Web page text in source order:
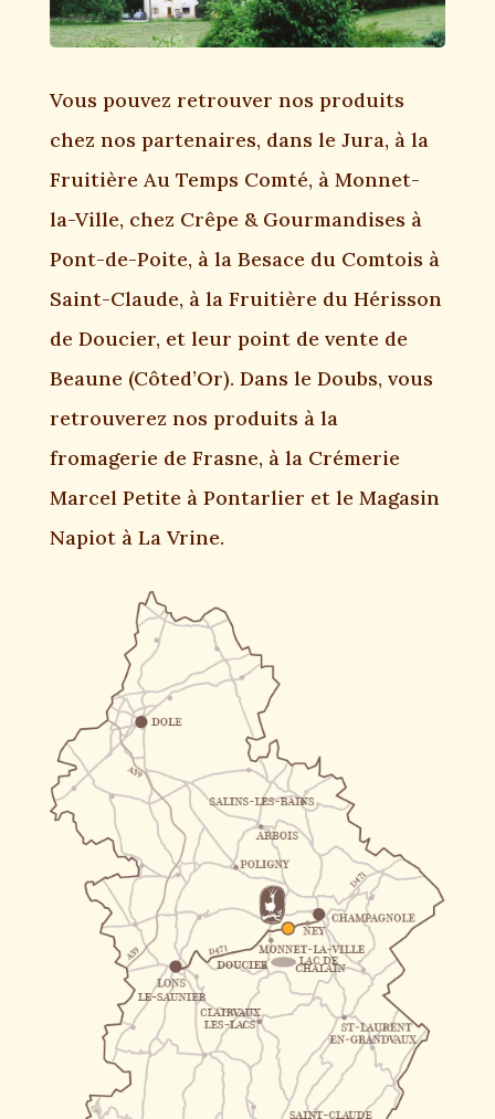
Vous pouvez retrouver nos produits
chez nos partenaires, dans le Jura, à la
Fruitière Au Temps Comté, à Monnet-
la-Ville, chez Crêpe & Gourmandises à
Pont-de-Poite, à la Besace du Comtois à
Saint-Claude, à la Fruitière du Hérisson
de Doucier, et leur point de vente de
Beaune (Côted’Or). Dans le Doubs, vous
retrouverez nos produits à la
fromagerie de Frasne, à la Crémerie
Marcel Petite à Pontarlier et le Magasin
Napiot à La Vrine.